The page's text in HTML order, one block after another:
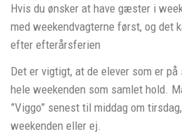
Hvis du ønsker at have gæster i
med weekendvagterne først, og det
efter efterårsferien
Det er vigtigt, at de elever som er
hele weekenden som samlet hold.
”Viggo” senest til middag om
weekenden eller ej.